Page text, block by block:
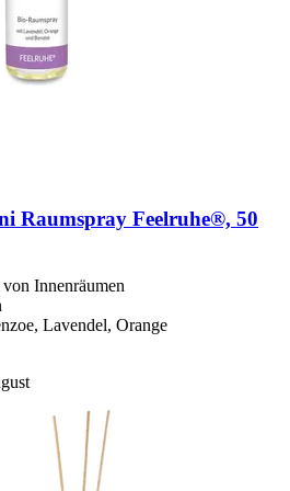
Raumspray Feelruhe®, 50
Innenräumen
Lavendel, Orange